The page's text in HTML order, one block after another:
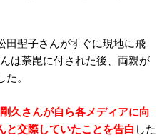
田聖子さんがすぐに現地に飛
は荼毘に付された後、両親が
。
久さんが自ら各メディアに向
と交際していたことを告白 した